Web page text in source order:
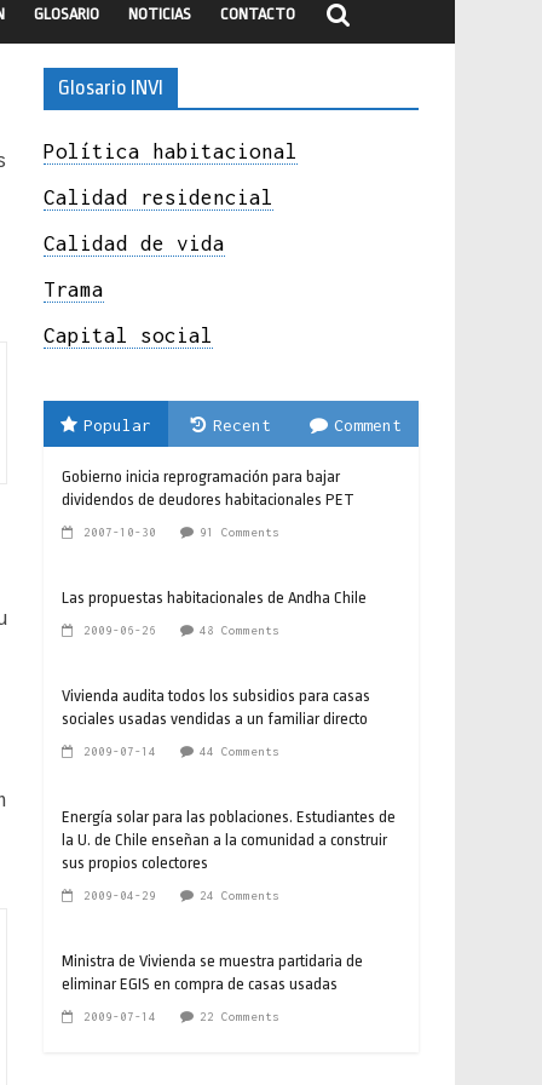
GLOSARIO NOTICIAS CONTACTO
Glosario INVI
Política habitacional
Calidad residencial
Calidad de vida
Trama
Capital social
Popular Recent Comment
Gobierno inicia reprogramación para bajar
dividendos de deudores habitacionales PET
2007-10-30 91 Comments
Las propuestas habitacionales de Andha Chile
2009-06-26 48 Comments
Vivienda audita todos los subsidios para casas
sociales usadas vendidas a un familiar directo
2009-07-14 44 Comments
Energía solar para las poblaciones. Estudiantes de
la U. de Chile enseñan a la comunidad a construir
sus propios colectores
2009-04-29 24 Comments
Ministra de Vivienda se muestra partidaria de
eliminar EGIS en compra de casas usadas
2009-07-14 22 Comments